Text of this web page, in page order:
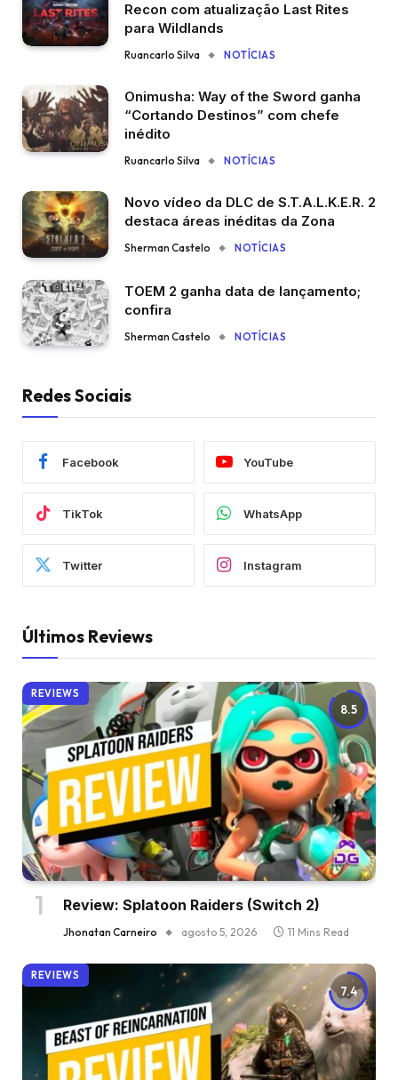
Recon com atualização Last Rites
para Wildlands
Ruancarlo Silva NOTÍCIAS
Onimusha: Way of the Sword ganha
“Cortando Destinos” com chefe
inédito
Ruancarlo Silva NOTÍCIAS
Novo vídeo da DLC de S.T.A.L.K.E.R. 2
destaca áreas inéditas da Zona
Sherman Castelo NOTÍCIAS
TOEM 2 ganha data de lançamento;
confira
Sherman Castelo NOTÍCIAS
Redes Sociais
Facebook YouTube
TikTok WhatsApp
Twitter Instagram
Últimos Reviews
8.5
REVIEWS
Review: Splatoon Raiders (Switch 2)
Jhonatan Carneiro agosto 5, 2026 11 Mins Read
7.4
REVIEWS